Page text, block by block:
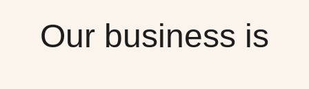
Our business is